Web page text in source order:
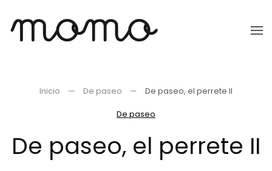
Ir
Inicio De paseo
De paseo, el perrete II
De paseo
De paseo, el perrete II